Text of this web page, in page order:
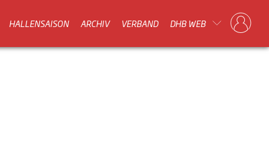
HALLENSAISON ARCHIV VERBAND DHB WEB